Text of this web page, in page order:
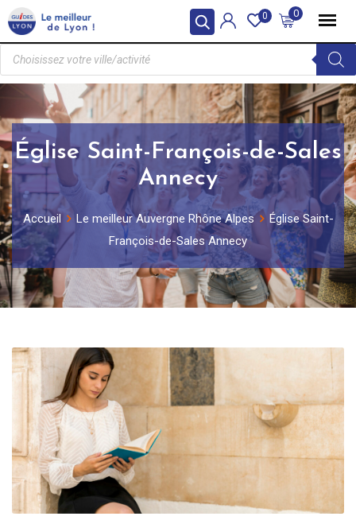
0
0
Église Saint-François-de-Sales
Annecy
Accueil Le meilleur Auvergne Rhône Alpes
Église Saint-
François-de-Sales Annecy